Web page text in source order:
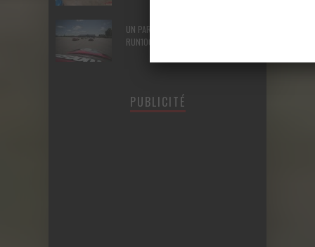
UN PARTY AUTOMOBILE – Tout sur le
RUN1000 Rally!
PUBLICITÉ